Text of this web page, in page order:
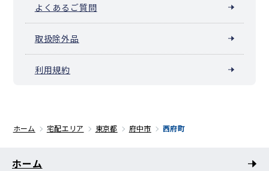
よくあるご質問
取扱除外品
利用規約
ホーム 宅配エリア 東京都 府中市 西府町
ホーム